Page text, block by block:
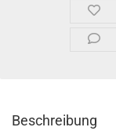
Beschreibung